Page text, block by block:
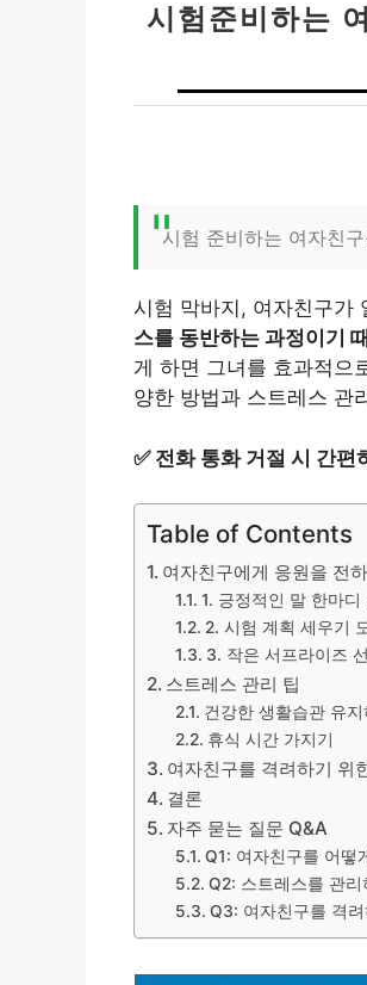
시험준비하는
시험 준비하는 여자친
시험 막바지, 여자친구가
스를 동반하는 과정이기
게 하면 그녀를 효과적으
양한 방법과 스트레스 관
✅ 전화 통화 거절 시 간편
Table of Contents
여자친구에게 응원을 전
1. 긍정적인 말 한마디
2. 시험 계획 세우기
3. 작은 서프라이즈
스트레스 관리 팁
건강한 생활습관 유지
휴식 시간 가지기
여자친구를 격려하기 위
결론
자주 묻는 질문 Q&A
Q1: 여자친구를 어떻
Q2: 스트레스를 관
Q3: 여자친구를 격